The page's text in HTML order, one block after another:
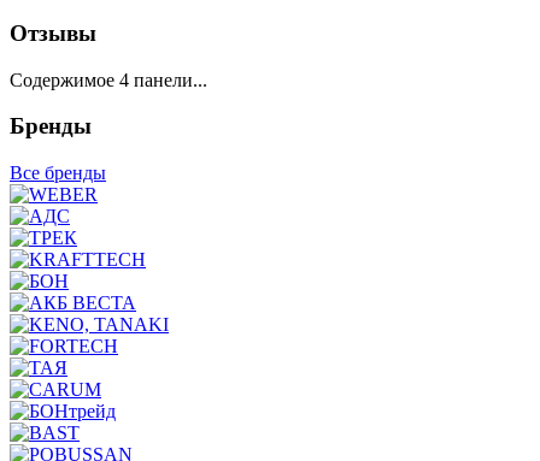
Отзывы
Содержимое 4 панели...
Бренды
Все бренды